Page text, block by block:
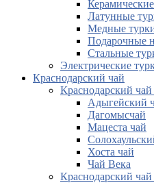
Латунные
Медные
Подарочные
Стальные
Электрические
Краснодарский чай
Краснодарский
Адыгейский
Дагомысчай
Мацеста чай
Хоста чай
Чай Века
Краснодарский